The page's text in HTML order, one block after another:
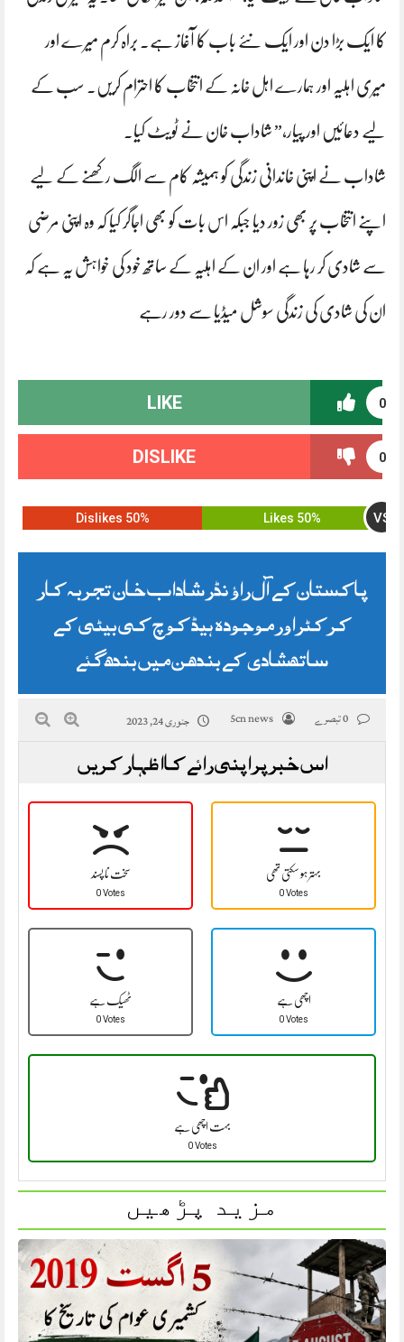
کا ایک بڑا دن اور ایک نئے باب کا آغاز ہے۔ براہ کرم میرے اور
میری اہلیہ اور ہمارے اہل خانہ کے انتخاب کا احترام کریں۔ سب کے
لیے دعائیں اور پیار،” شاداب خان نے ٹویٹ کیا۔
شاداب نے اپنی خاندانی زندگی کو ہمیشہ کام سے الگ رکھنے کے لیے
اپنے انتخاب پر بھی زور دیا جبکہ اس بات کو بھی اجاگر کیا کہ وہ اپنی مرضی
سے شادی کر رہا ہے اور ان کے اہلیہ کے ساتھ خود کی خواہش یہ ہے کہ
ان کی شادی کی زندگی سوشل میڈیا سے دور رہے
0
LIKE
0
DISLIKE
50% Likes VS
50% Dislikes
پاکستان کے آل راؤنڈر شاداب خان تجربہ کار
کرکٹر اور موجودہ ہیڈ کوچ کی بیٹی کے
ساتھ شادی کے بندھن میں بندھ گئے
5cn news جنوری 24, 2023
اس خبر پر اپنی رائے کا اظہار کریں
سخت نا پسند
0 Votes
بہتر ہو سکتی تھی
0 Votes
ٹھیک ہے
0 Votes
اچھی ہے
0 Votes
بہت اچھی ہے
0 Votes
مزید پڑھیں